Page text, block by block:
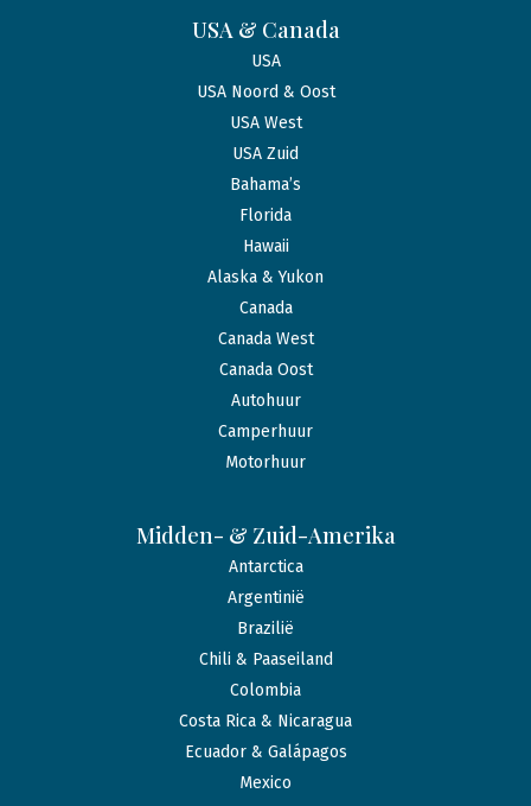
USA & Canada
USA
USA Noord & Oost
USA West
USA Zuid
Bahama’s
Florida
Hawaii
Alaska & Yukon
Canada
Canada West
Canada Oost
Autohuur
Camperhuur
Motorhuur
Midden- & Zuid-Amerika
Antarctica
Argentinië
Brazilië
Chili & Paaseiland
Colombia
Costa Rica & Nicaragua
Ecuador & Galápagos
Mexico